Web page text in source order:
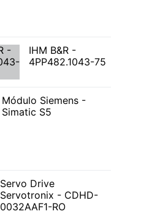
IHM B&R -
4PP482.1043-75
Módulo Siemens -
Simatic S5
Servo Drive
Servotronix - CDHD-
0032AAF1-RO